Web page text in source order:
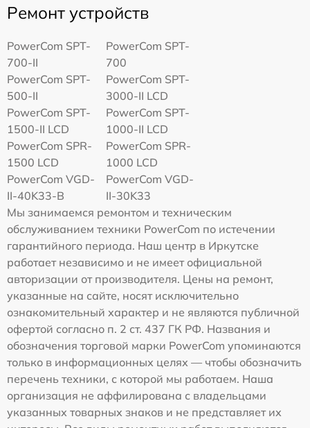
Ремонт устройств
PowerCom SPT-
700-II
PowerCom SPT-
700
PowerCom SPT-
500-II
PowerCom SPT-
3000-II LCD
PowerCom SPT-
1500-II LCD
PowerCom SPT-
1000-II LCD
PowerCom SPR-
1500 LCD
PowerCom SPR-
1000 LCD
PowerCom VGD-
II-40K33-B
PowerCom VGD-
II-30K33
Мы занимаемся ремонтом и техническим
обслуживанием техники PowerCom по истечении
гарантийного периода. Наш центр в Иркутске
работает независимо и не имеет официальной
авторизации от производителя. Цены на ремонт,
указанные на сайте, носят исключительно
ознакомительный характер и не являются публичной
офертой согласно п. 2 ст. 437 ГК РФ. Названия и
обозначения торговой марки PowerCom упоминаются
только в информационных целях — чтобы обозначить
перечень техники, с которой мы работаем. Наша
организация не аффилирована с владельцами
указанных товарных знаков и не представляет их